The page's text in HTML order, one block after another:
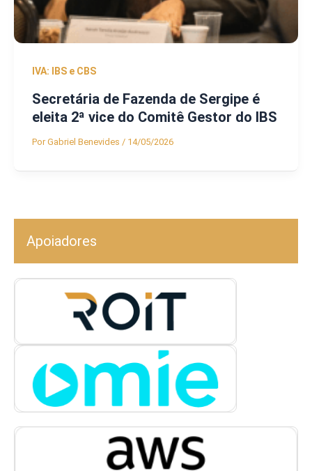
IVA: IBS e CBS
Secretária de Fazenda de Sergipe é
eleita 2ª vice do Comitê Gestor do IBS
PorGabriel Benevides / 14/05/2026
Apoiadores